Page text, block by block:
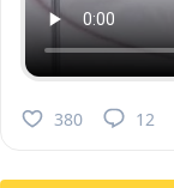
380 12